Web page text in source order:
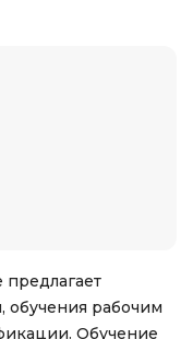
рабочим
Обучение